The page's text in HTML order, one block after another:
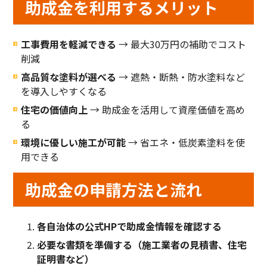
助成金を利用するメリット
工事費用を軽減できる → 最大30万円の補助でコスト
削減
高品質な塗料が選べる → 遮熱・断熱・防水塗料など
を導入しやすくなる
住宅の価値向上→ 助成金を活用して資産価値を高め
る
環境に優しい施工が可能→ 省エネ・低炭素塗料を使
用できる
助成金の申請方法と流れ
各自治体の公式HPで助成金情報を確認する
必要な書類を準備する（施工業者の見積書、住宅
証明書など）